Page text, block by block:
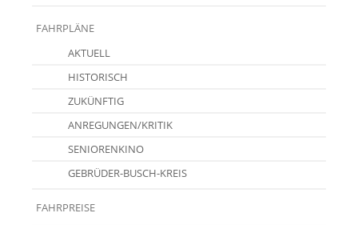
FAHRPLÄNE
AKTUELL
HISTORISCH
ZUKÜNFTIG
ANREGUNGEN/KRITIK
SENIORENKINO
GEBRÜDER-BUSCH-KREIS
FAHRPREISE